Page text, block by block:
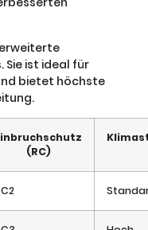
Sie ist ideal für
bietet höchste
(RC)